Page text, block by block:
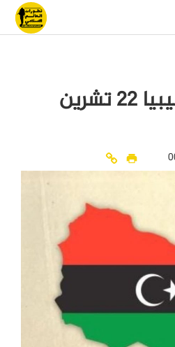
التطورات في ليبيا 22 تشرين